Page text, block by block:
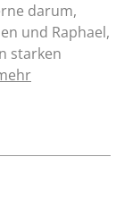
darum,
und Raphael,
starken